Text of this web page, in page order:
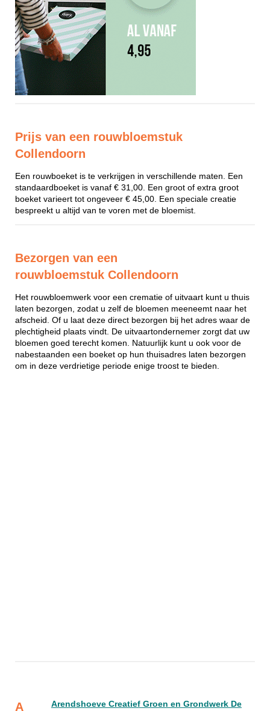
Prijs van een rouwbloemstuk
Collendoorn
Een rouwboeket is te verkrijgen in verschillende maten. Een
standaardboeket is vanaf € 31,00. Een groot of extra groot
boeket varieert tot ongeveer € 45,00. Een speciale creatie
bespreekt u altijd van te voren met de bloemist.
Bezorgen van een
rouwbloemstuk Collendoorn
Het rouwbloemwerk voor een crematie of uitvaart kunt u thuis
laten bezorgen, zodat u zelf de bloemen meeneemt naar het
afscheid. Of u laat deze direct bezorgen bij het adres waar de
plechtigheid plaats vindt. De uitvaartondernemer zorgt dat uw
bloemen goed terecht komen. Natuurlijk kunt u ook voor de
nabestaanden een boeket op hun thuisadres laten bezorgen
om in deze verdrietige periode enige troost te bieden.
A Arendshoeve Creatief Groen en Grondwerk De